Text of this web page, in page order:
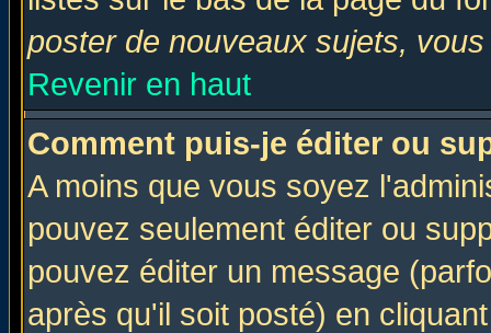
poster de nouveaux sujets,
Revenir en haut
Comment puis-je éditer ou
A moins que vous soyez
pouvez seulement éditer ou
pouvez éditer un message
après qu'il soit posté) en